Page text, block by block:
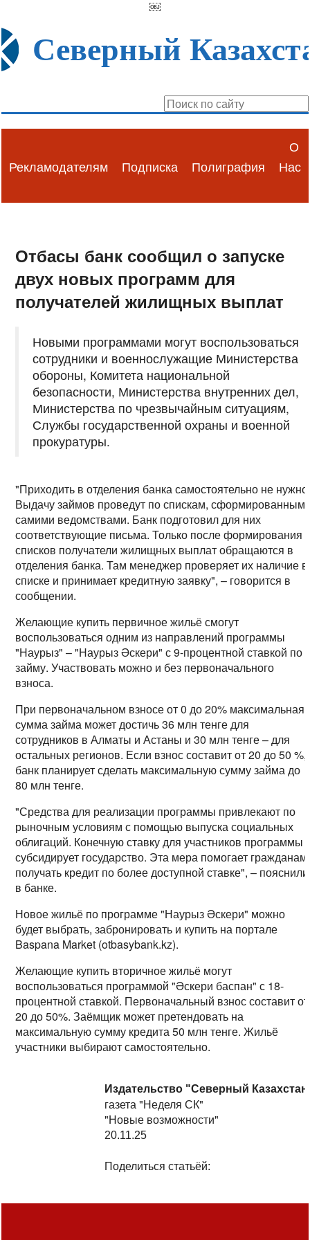
￼
Северный
Рекламодателям Подписка Полиграфия
О
Нас
Отбасы банк сообщил о запуске
двух новых программ для
получателей жилищных выплат
Новыми программами могут воспользоваться
сотрудники и военнослужащие Министерства
обороны, Комитета национальной
безопасности, Министерства внутренних дел,
Министерства по чрезвычайным ситуациям,
Службы государственной охраны и военной
прокуратуры.
"Приходить в отделения банка самостоятельно не
Выдачу займов проведут по спискам, сформированным
самими ведомствами. Банк подготовил для них
соответствующие письма. Только после формирования
списков получатели жилищных выплат обращаются в
отделения банка. Там менеджер проверяет их наличие в
списке и принимает кредитную заявку", – говорится в
сообщении.
Желающие купить первичное жильё смогут
воспользоваться одним из направлений программы
"Наурыз" – "Наурыз Әскери" с 9-процентной ставкой по
займу. Участвовать можно и без первоначального
взноса.
При первоначальном взносе от 0 до 20% максимальная
сумма займа может достичь 36 млн тенге для
сотрудников в Алматы и Астаны и 30 млн тенге – для
остальных регионов. Если взнос составит от 20 до 50 %,
банк планирует сделать максимальную сумму займа до
80 млн тенге.
"Средства для реализации программы привлекают по
рыночным условиям с помощью выпуска социальных
облигаций. Конечную ставку для участников программы
субсидирует государство. Эта мера помогает гражданам
получать кредит по более доступной ставке", – пояснили
в банке.
Новое жильё по программе "Наурыз Әскери" можно
будет выбрать, забронировать и купить на портале
Baspana Market (otbasybank.kz).
Желающие купить вторичное жильё могут
воспользоваться программой "Әскери баспан" с 18-
процентной ставкой. Первоначальный взнос составит от
20 до 50%. Заёмщик может претендовать на
максимальную сумму кредита 50 млн тенге. Жильё
участники выбирают самостоятельно.
Издательство "Северный
газета "Неделя СК"
"Новые возможности"
20.11.25
Поделиться статьёй: